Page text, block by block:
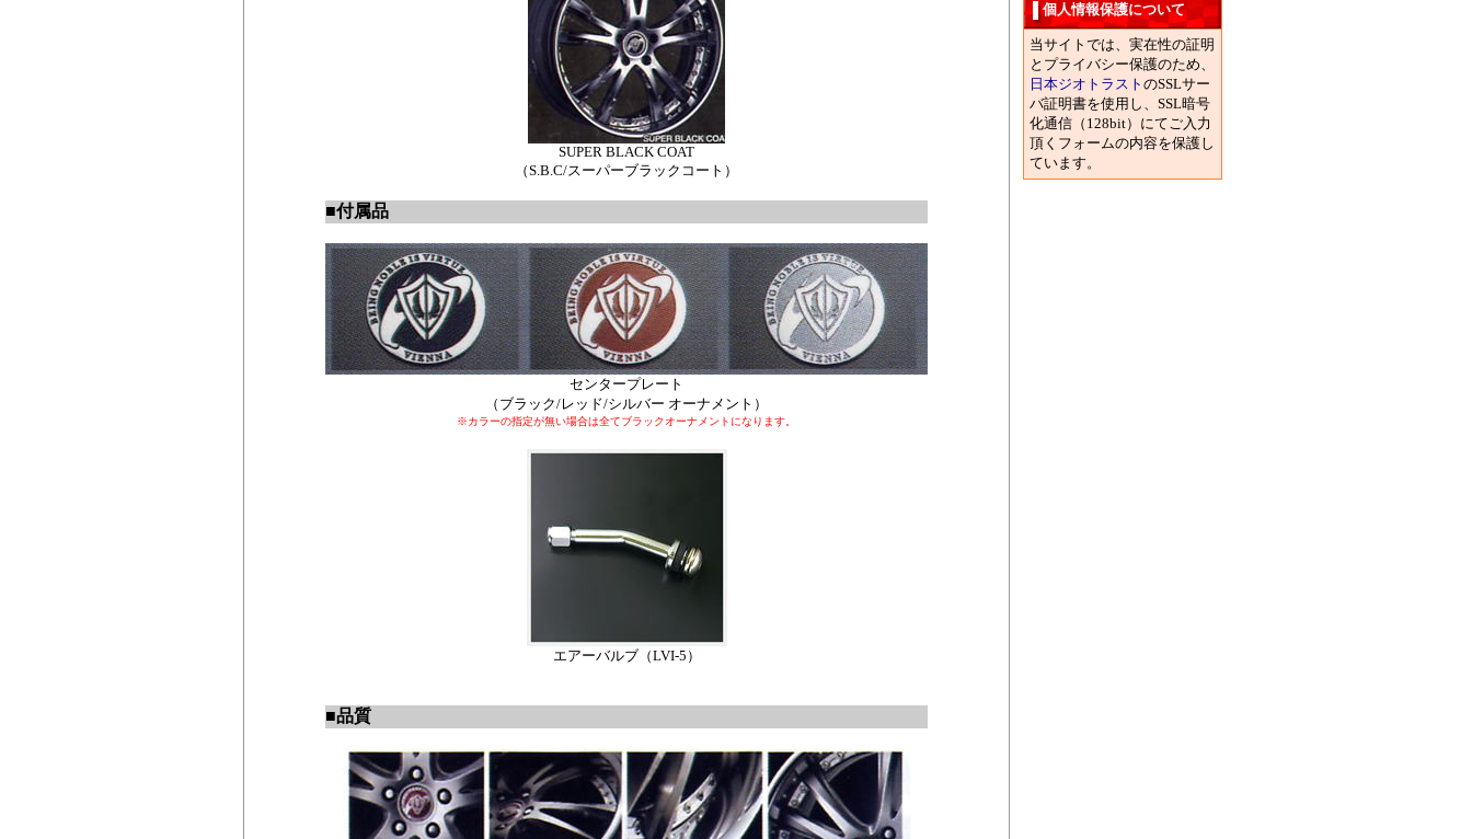
SUPER BLACK COAT
（S.B.C/スーパーブラックコート）
■付属品
センタープレート
（ブラック/レッド/シルバー オーナメント）
※カラーの指定が無い場合は全てブラックオーナメントになります。
エアーバルブ（LVI-5）
■品質
個人情報保護について
当サイトでは、実在性の証明
とプライバシー保護のため、
日本ジオトラスト のSSLサー
バ証明書を使用し、SSL暗号
化通信（128bit）にてご入力
頂くフォームの内容を保護し
ています。